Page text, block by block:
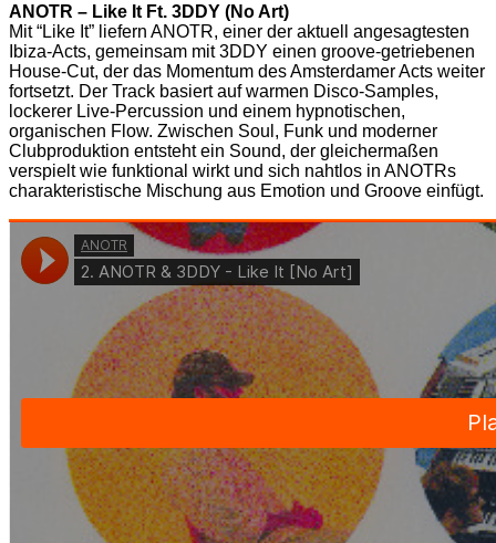
ANOTR – Like It Ft. 3DDY (No Art)
Mit “Like It” liefern ANOTR, einer der aktuell angesagtesten
Ibiza-Acts, gemeinsam mit 3DDY einen groove-getriebenen
House-Cut, der das Momentum des Amsterdamer Acts weiter
fortsetzt. Der Track basiert auf warmen Disco-Samples,
lockerer Live-Percussion und einem hypnotischen,
organischen Flow. Zwischen Soul, Funk und moderner
Clubproduktion entsteht ein Sound, der gleichermaßen
verspielt wie funktional wirkt und sich nahtlos in ANOTRs
charakteristische Mischung aus Emotion und Groove einfügt.